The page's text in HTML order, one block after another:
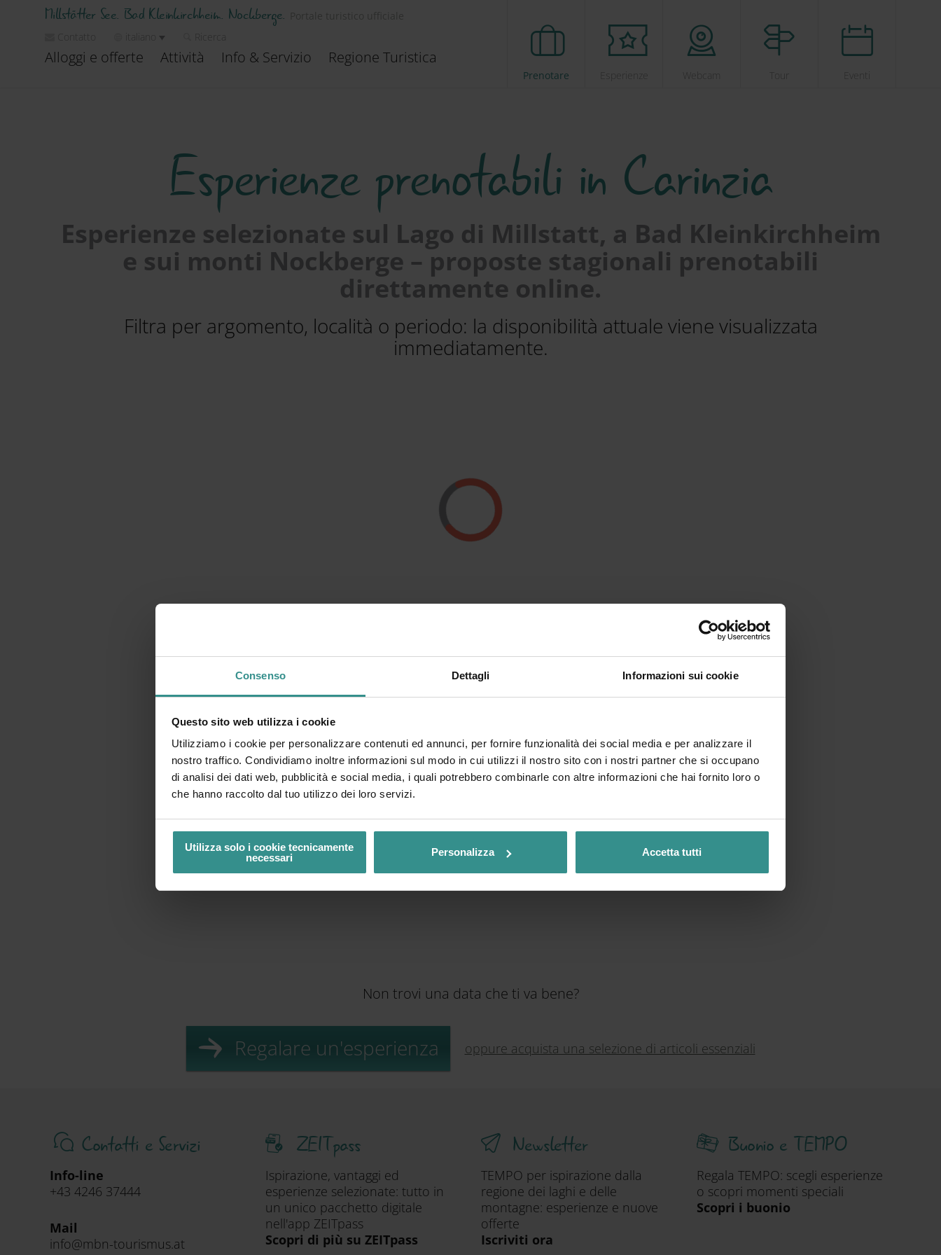
Consenso Dettagli Informazioni sui cookie
Questo sito web utilizza i cookie
Utilizziamo i cookie per personalizzare contenuti ed annunci, per fornire funzionalità dei social media e per analizzare il
nostro traffico. Condividiamo inoltre informazioni sul modo in cui utilizzi il nostro sito con i nostri partner che si occupano
di analisi dei dati web, pubblicità e social media, i quali potrebbero combinarle con altre informazioni che hai fornito loro o
che hanno raccolto dal tuo utilizzo dei loro servizi.
Utilizza solo i cookie tecnicamente
necessari
Personalizza Accetta tutti
Millstätter See. Bad Kleinkirchheim. Nockberge.
Alloggi e offerte Attività Info & Servizio Regione Turistica
Prenotare
Esperienze prenotabili in Carinzia
Esperienze selezionate sul Lago di Millstatt, a Bad Kleinkirchheim
e sui monti Nockberge – proposte stagionali prenotabili
direttamente online.
Filtra per argomento, località o periodo: la disponibilità attuale viene visualizzata
immediatamente.
Non trovi una data che ti va bene?
Regalare un'esperienza oppure acquista una selezione di articoli essenziali
Contatti e Servizi
Info-line
+43 4246 37444
Mail
info@mbn-tourismus.at
ZEITpass
Ispirazione, vantaggi ed
esperienze selezionate: tutto in
un unico pacchetto digitale
nell'app ZEITpass
Scopri di più su ZEITpass
Newsletter
TEMPO per ispirazione dalla
regione dei laghi e delle
montagne: esperienze e nuove
offerte
Iscriviti ora
Buonio e TEMPO
Regala TEMPO: scegli esperienze
o scopri momenti speciali
Scopri i buonio